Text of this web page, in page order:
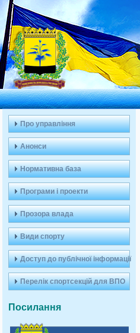
Про управління
Анонси
Нормативна база
Програми і проекти
Прозора влада
Види спорту
Доступ до публічної інформації
Перелік спортсекцій для ВПО
Посилання